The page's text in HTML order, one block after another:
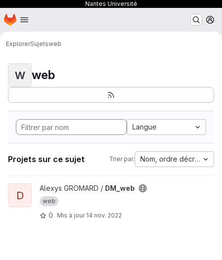
Nantes Université
Passer au contenu principal
Page d'accueil
ExplorerSujetsweb
W web
Langue
Projets sur ce sujet Trier par: Nom, ordre décroissant
Afficher le projet DM_web
D
Alexys GROMARD / DM_web
web
0 Mis à jour 14 nov. 2022